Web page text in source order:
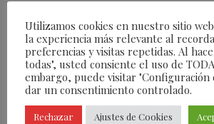
David Bisbal al mundo clásico
esencia.”
27/11/2021 / PORFEARLESS
Utilizamos cookies en nuestro sitio
la experiencia más relevante al
preferencias y visitas repetidas. Al
todas", usted consiente el uso de
embargo, puede visitar "Configuración
dar un consentimiento controlado.
Rechazar Ajustes de Cookies